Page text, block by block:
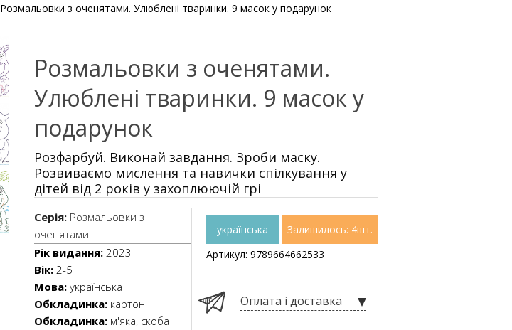
Розмальовки з оченятами. Улюблені тваринки. 9 масок у подарунок
Розмальовки з оченятами.
Улюблені тваринки. 9 масок у
подарунок
Розфарбуй. Виконай завдання. Зроби маску.
Розвиваємо мислення та навички спілкування у
дітей від 2 років у захоплюючій грі
Серія: Розмальовки з
оченятами
Рік видання: 2023
Вік: 2-5
Мова: українська
Обкладинка: картон
Обкладинка: м'яка, скоба
українська
Залишилось: 4шт.
Артикул: 9789664662533
Оплата і доставка